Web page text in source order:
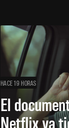
HACE 19 HORAS
El
Netflix ya